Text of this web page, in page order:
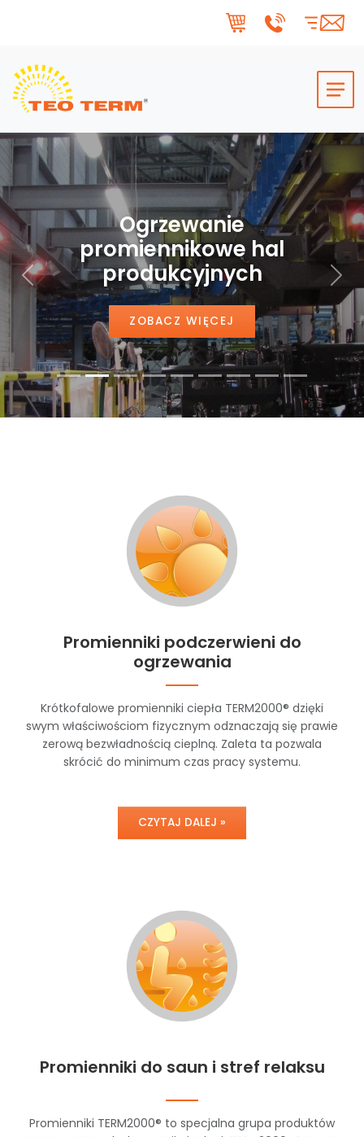
Ogrzewanie
promiennikowe hal
produkcyjnych
ZOBACZ WIĘCEJ
Poprzedni
Promienniki podczerwieni do
ogrzewania
Krótkofalowe promienniki ciepła TERM2000® dzięki
swym właściwościom fizycznym odznaczają się prawie
zerową bezwładnością cieplną. Zaleta ta pozwala
skrócić do minimum czas pracy systemu.
CZYTAJ DALEJ »
Promienniki do saun i stref relaksu
Promienniki TERM2000® to specjalna grupa produktów